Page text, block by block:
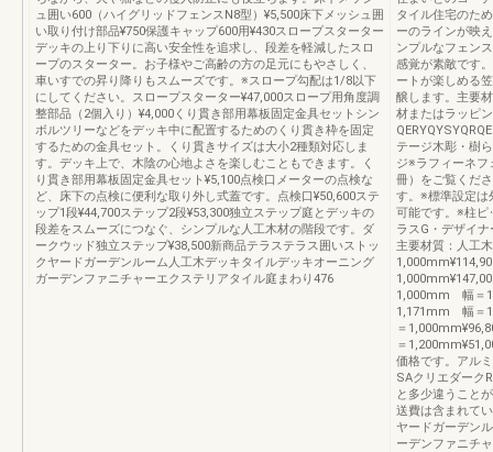
ュ囲い600（ハイグリッドフェンスN8型）¥5,500床下メッシュ囲
い取り付け部品¥750保護キャップ600用¥430スロープスターター
デッキの上り下りに高い安全性を追求し、段差を軽減したスロ
ープのスターター。お子様やご高齢の方の足元にもやさしく、
車いすでの昇り降りもスムーズです。※スロープ勾配は1/8以下
にしてください。スロープスターター¥47,000スロープ用角度調
整部品（2個入り）¥4,000くり貫き部用幕板固定金具セットシン
ボルツリーなどをデッキ中に配置するためのくり貫き枠を固定
するための金具セット。くり貫きサイズは大小2種類対応しま
す。デッキ上で、木陰の心地よさを楽しむこともできます。く
り貫き部用幕板固定金具セット¥5,100点検口メーターの点検な
ど、床下の点検に便利な取り外し式蓋です。点検口¥50,600ステ
ップ1段¥44,700ステップ2段¥53,300独立ステップ庭とデッキの
段差をスムーズにつなぐ、シンプルな人工木材の階段です。ダ
ークウッド独立ステップ¥38,500新商品テラステラス囲いストッ
クヤードガーデンルーム人工木デッキタイルデッキオーニング
ガーデンファニチャーエクステリアタイル庭まわり476
タイル住宅のた
ーのラインが映
ンプルなフェン
感覚が素敵です
ートが楽しめる
醸します。主要
材またはラッピ
テージ木彫・樹
ジ※ラフィーネフ
冊）をご覧くだ
す。※標準設定は
可能です。※柱ピ
ラスG・デザイ
主要材質：人工
1,000mm 幅＝
1,171mm 幅＝
＝
＝
価格です。アル
SAクリエダーク
と多少違うこと
送費は含まれて
ヤードガーデン
ーデンファニチ